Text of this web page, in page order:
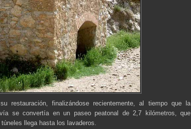
restauración, finalizándose recientemente, al tiempo que la
se convertía en un paseo peatonal de 2,7 kilómetros, que
llega hasta los lavaderos.